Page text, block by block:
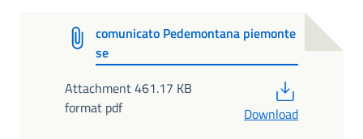
comunicato Pedemontana piemonte
se
Attachment 461.17 KB
format pdf
Download